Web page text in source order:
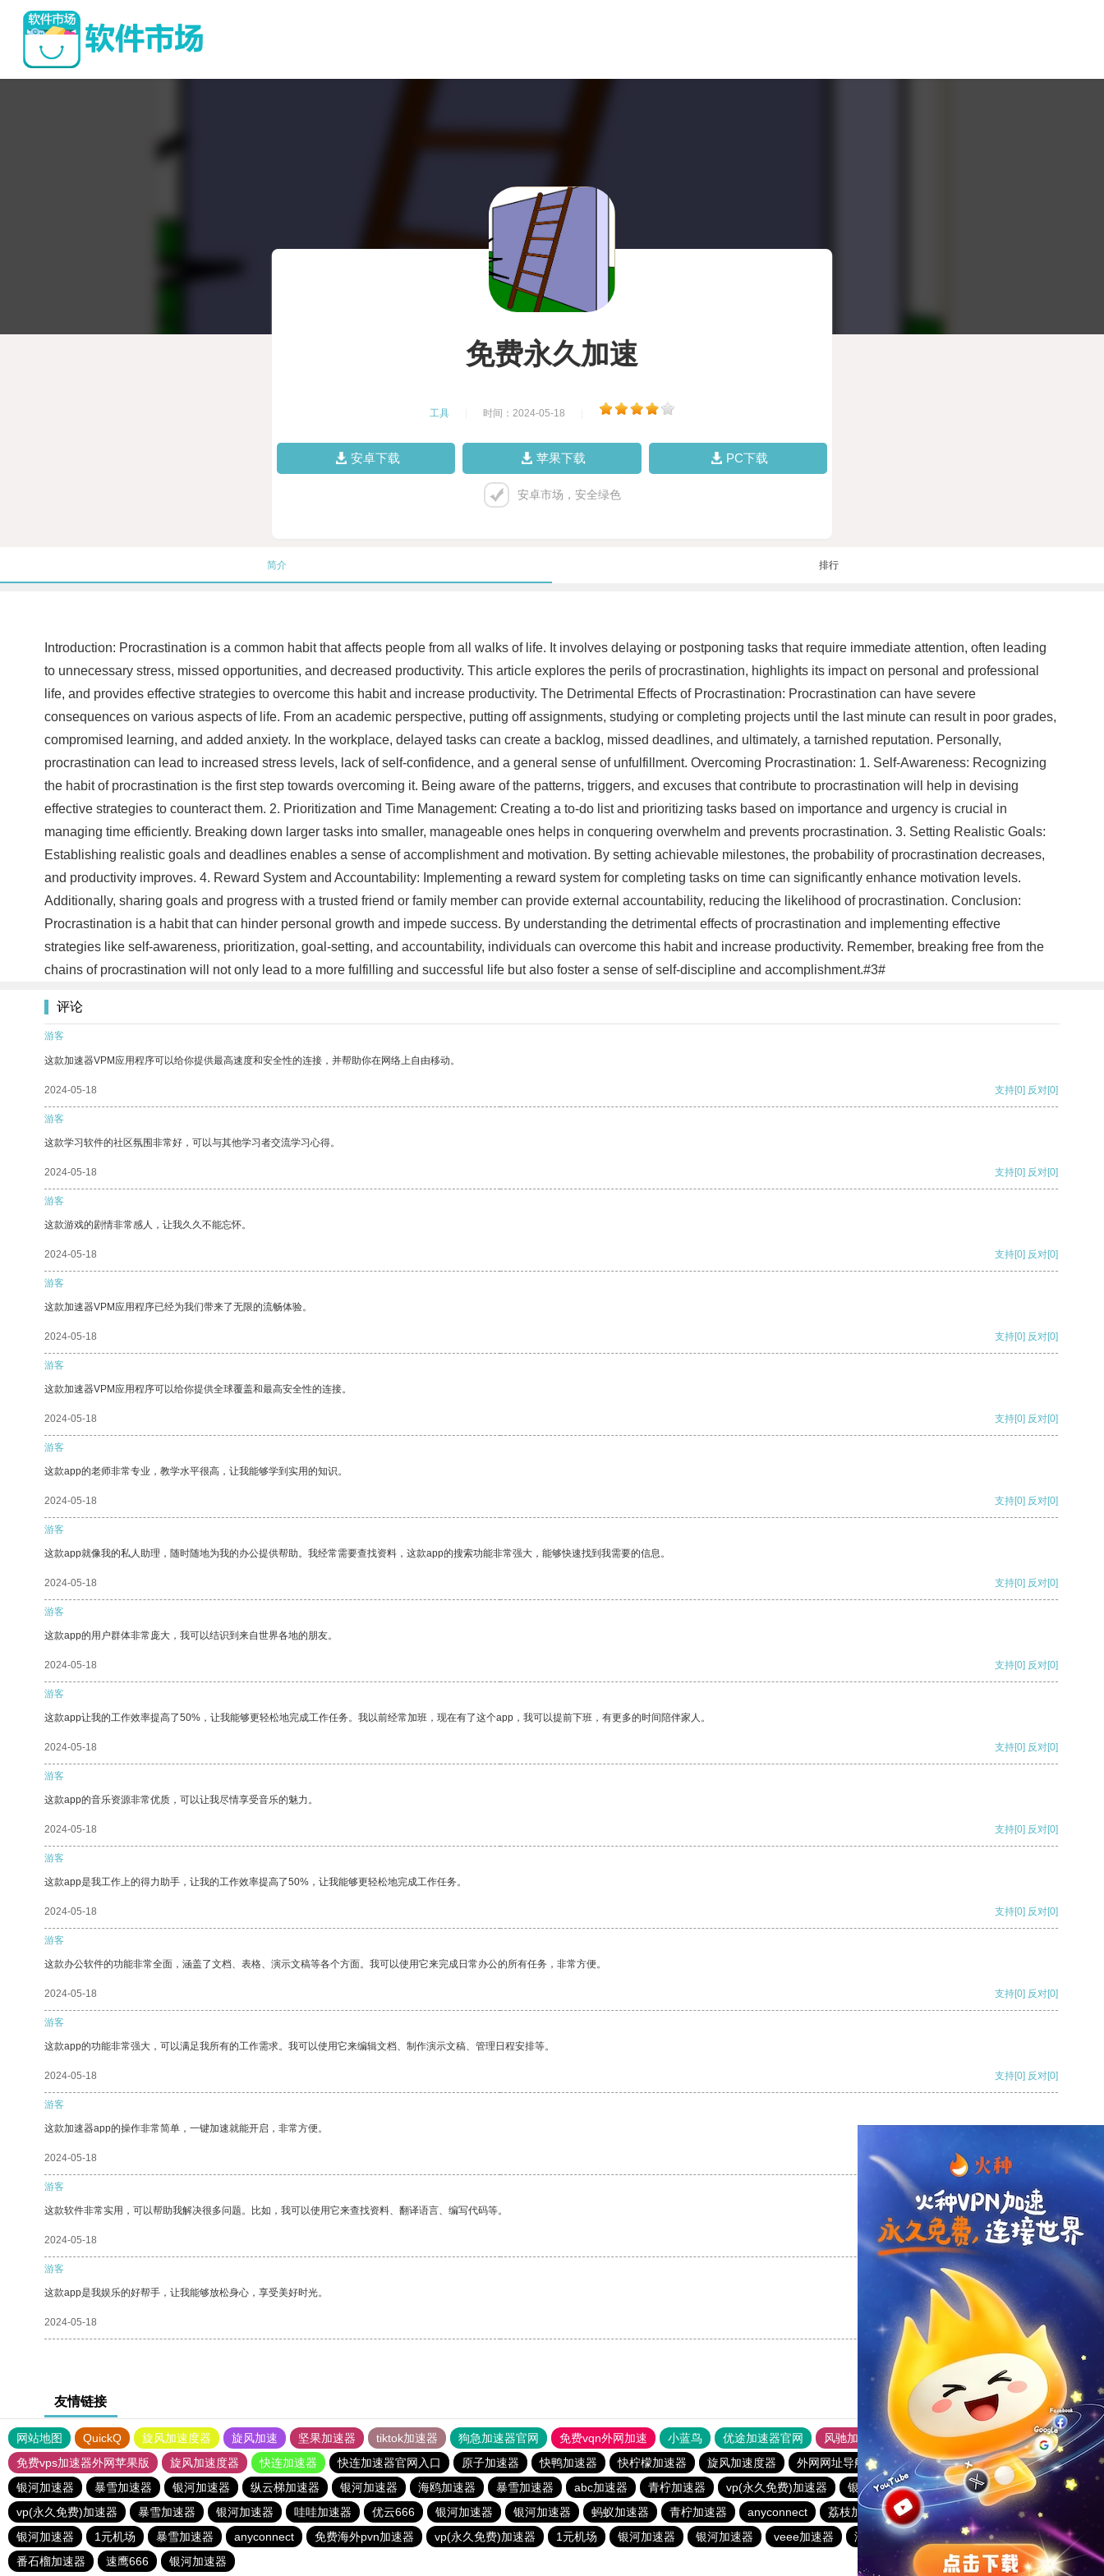
免费永久加速
工具 时间：2024-05-18
安卓下载 苹果下载 PC下载
安卓市场，安全绿色
简介 排行
Introduction: Procrastination is a common habit that affects people from all walks of life. It involves delaying or postponing tasks that require immediate attention, often leading
to unnecessary stress, missed opportunities, and decreased productivity. This article explores the perils of procrastination, highlights its impact on personal and professional
life, and provides effective strategies to overcome this habit and increase productivity. The Detrimental Effects of Procrastination: Procrastination can have severe
consequences on various aspects of life. From an academic perspective, putting off assignments, studying or completing projects until the last minute can result in poor grades,
compromised learning, and added anxiety. In the workplace, delayed tasks can create a backlog, missed deadlines, and ultimately, a tarnished reputation. Personally,
procrastination can lead to increased stress levels, lack of self-confidence, and a general sense of unfulfillment. Overcoming Procrastination: 1. Self-Awareness: Recognizing
the habit of procrastination is the first step towards overcoming it. Being aware of the patterns, triggers, and excuses that contribute to procrastination will help in devising
effective strategies to counteract them. 2. Prioritization and Time Management: Creating a to-do list and prioritizing tasks based on importance and urgency is crucial in
managing time efficiently. Breaking down larger tasks into smaller, manageable ones helps in conquering overwhelm and prevents procrastination. 3. Setting Realistic Goals:
Establishing realistic goals and deadlines enables a sense of accomplishment and motivation. By setting achievable milestones, the probability of procrastination decreases,
and productivity improves. 4. Reward System and Accountability: Implementing a reward system for completing tasks on time can significantly enhance motivation levels.
Additionally, sharing goals and progress with a trusted friend or family member can provide external accountability, reducing the likelihood of procrastination. Conclusion:
Procrastination is a habit that can hinder personal growth and impede success. By understanding the detrimental effects of procrastination and implementing effective
strategies like self-awareness, prioritization, goal-setting, and accountability, individuals can overcome this habit and increase productivity. Remember, breaking free from the
chains of procrastination will not only lead to a more fulfilling and successful life but also foster a sense of self-discipline and accomplishment.#3#
评论
游客
这款加速器VPM应用程序可以给你提供最高速度和安全性的连接，并帮助你在网络上自由移动。
2024-05-18 支持[0] 反对[0]
游客
这款学习软件的社区氛围非常好，可以与其他学习者交流学习心得。
2024-05-18 支持[0] 反对[0]
游客
这款游戏的剧情非常感人，让我久久不能忘怀。
2024-05-18 支持[0] 反对[0]
游客
这款加速器VPM应用程序已经为我们带来了无限的流畅体验。
2024-05-18 支持[0] 反对[0]
游客
这款加速器VPM应用程序可以给你提供全球覆盖和最高安全性的连接。
2024-05-18 支持[0] 反对[0]
游客
这款app的老师非常专业，教学水平很高，让我能够学到实用的知识。
2024-05-18 支持[0] 反对[0]
游客
这款app就像我的私人助理，随时随地为我的办公提供帮助。我经常需要查找资料，这款app的搜索功能非常强大，能够快速找到我需要的信息。
2024-05-18 支持[0] 反对[0]
游客
这款app的用户群体非常庞大，我可以结识到来自世界各地的朋友。
2024-05-18 支持[0] 反对[0]
游客
这款app让我的工作效率提高了50%，让我能够更轻松地完成工作任务。我以前经常加班，现在有了这个app，我可以提前下班，有更多的时间陪伴家人。
2024-05-18 支持[0] 反对[0]
游客
这款app的音乐资源非常优质，可以让我尽情享受音乐的魅力。
2024-05-18 支持[0] 反对[0]
游客
这款app是我工作上的得力助手，让我的工作效率提高了50%，让我能够更轻松地完成工作任务。
2024-05-18 支持[0] 反对[0]
游客
这款办公软件的功能非常全面，涵盖了文档、表格、演示文稿等各个方面。我可以使用它来完成日常办公的所有任务，非常方便。
2024-05-18 支持[0] 反对[0]
游客
这款app的功能非常强大，可以满足我所有的工作需求。我可以使用它来编辑文档、制作演示文稿、管理日程安排等。
2024-05-18 支持[0] 反对[0]
游客
这款加速器app的操作非常简单，一键加速就能开启，非常方便。
2024-05-18 支持
游客
这款软件非常实用，可以帮助我解决很多问题。比如，我可以使用它来查找资料、翻译语言、编写代码等。
2024-05-18 支持[0] 反对[0]
游客
这款app是我娱乐的好帮手，让我能够放松身心，享受美好时光。
2024-05-18 支持[0] 反对[0]
友情链接
网站地图 QuickQ 旋风加速度器 旋风加速 坚果加速器 tiktok加速器 狗急加速器官网 免费vqn外网加速 小蓝鸟 优途加速器官网 风驰加速器
旋风加速器
免费vps加速器外网苹果版
旋风加速度器 快连加速器 快连加速器官网入口 原子加速器 快鸭加速器 快柠檬加速器 旋风加速度器 外网网址导航 软件中心
anyconnect
银河加速器
暴雪加速器 银河加速器 纵云梯加速器 银河加速器 海鸥加速器 暴雪加速器 abc加速器 青柠加速器 vp(永久免费)加速器 银河加速器
白鲸加速器
vp(永久免费)加速器
暴雪加速器 银河加速器 哇哇加速器 优云666 银河加速器 银河加速器 蚂蚁加速器 青柠加速器 anyconnect 荔枝加速器 银河加速器
原子加速器
银河加速器
1元机场 暴雪加速器 anyconnect 免费海外pvn加速器 vp(永久免费)加速器 1元机场 银河加速器 银河加速器 veee加速器 海外梯子官网
蜜蜂加速器
番石榴加速器
速鹰666 银河加速器